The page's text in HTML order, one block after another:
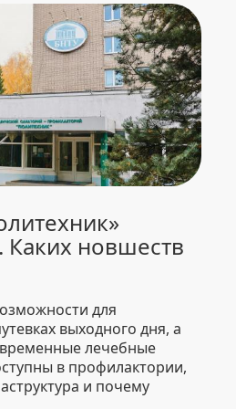
5508
конкурса
2025 года»
901
Каких новшеств
для
выходного дня, а
лечебные
в профилактории,
и почему